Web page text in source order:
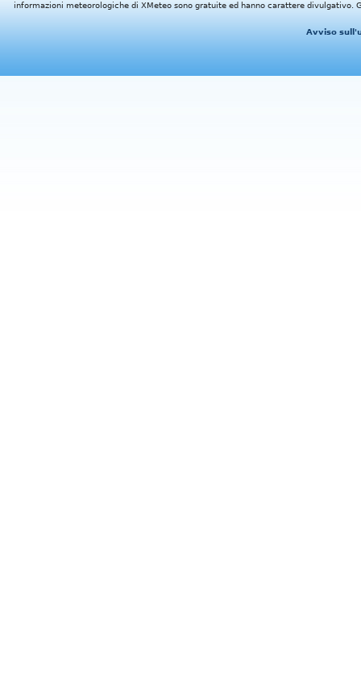
informazioni meteorologiche di XMeteo sono gratuite ed hanno carattere divulgativo.
Avviso